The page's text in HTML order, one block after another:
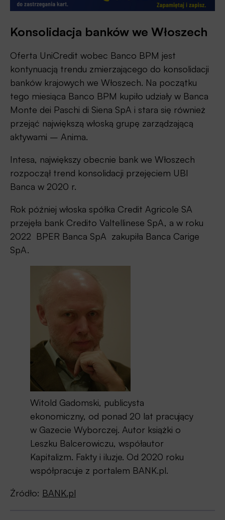
Konsolidacja banków we Włoszech
Oferta UniCredit wobec Banco BPM jest
kontynuacją trendu zmierzającego do konsolidacji
banków krajowych we Włoszech. Na początku
tego miesiąca Banco BPM kupiło udziały w Banca
Monte dei Paschi di Siena SpA i stara się również
przejąć największą włoską grupę zarządzającą
aktywami – Anima.
Intesa, największy obecnie bank we Włoszech
rozpoczął trend konsolidacji przejęciem UBI
Banca w 2020 r.
Rok później włoska spółka Credit Agricole SA
przejęła bank Credito Valtellinese SpA, a w roku
2022 BPER Banca SpA zakupiła Banca Carige
SpA.
Witold Gadomski, publicysta
ekonomiczny, od ponad 20 lat pracujący
w Gazecie Wyborczej. Autor książki o
Leszku Balcerowiczu, współautor
Kapitalizm. Fakty i iluzje. Od 2020 roku
współpracuje z portalem BANK.pl.
Źródło: BANK.pl